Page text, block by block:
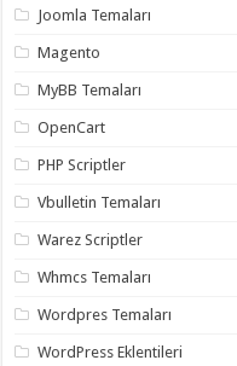
organizasyon,
gaziantep
organizasyon,
gaziantep
organizasyon,
gaziantep
organizasyon
gaziantep
palyaço,
twitter
takipçi
hilesi
takipçi
instagram
hilesi ,
Joomla Temaları
Magento
MyBB Temaları
OpenCart
PHP Scriptler
Vbulletin Temaları
Warez Scriptler
Whmcs Temaları
Wordpres Temaları
WordPress Eklentileri